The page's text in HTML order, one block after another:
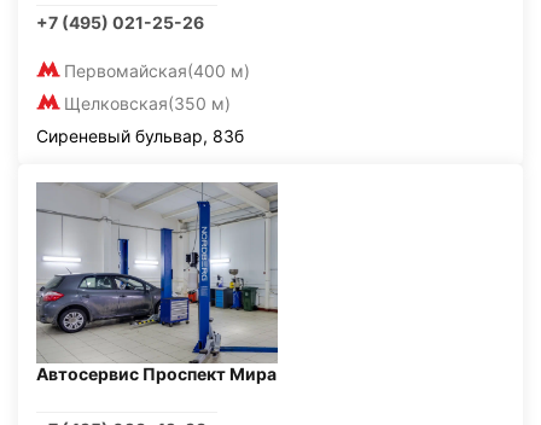
+7 (495) 021-25-26
Первомайская(400 м)
Щелковская(350 м)
Сиреневый бульвар, 83б
Автосервис Проспект Мира